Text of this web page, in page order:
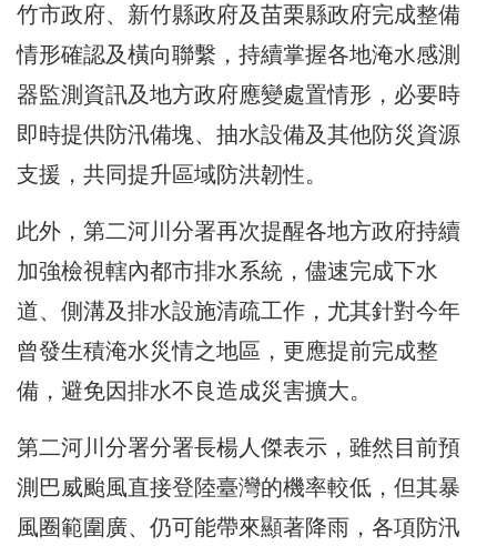
竹市政府、新竹縣政府及苗栗縣政府完成整備
情形確認及橫向聯繫，持續掌握各地淹水感測
器監測資訊及地方政府應變處置情形，必要時
即時提供防汛備塊、抽水設備及其他防災資源
支援，共同提升區域防洪韌性。
此外，第二河川分署再次提醒各地方政府持續
加強檢視轄內都市排水系統，儘速完成下水
道、側溝及排水設施清疏工作，尤其針對今年
曾發生積淹水災情之地區，更應提前完成整
備，避免因排水不良造成災害擴大。
第二河川分署分署長楊人傑表示，雖然目前預
測巴威颱風直接登陸臺灣的機率較低，但其暴
風圈範圍廣、仍可能帶來顯著降雨，各項防汛